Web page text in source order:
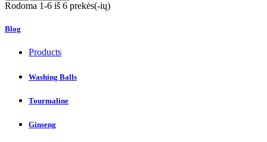
Rodoma 1-6 iš 6 prekės(-ių)
Blog
Products
Washing Balls
Tourmaline
Ginseng